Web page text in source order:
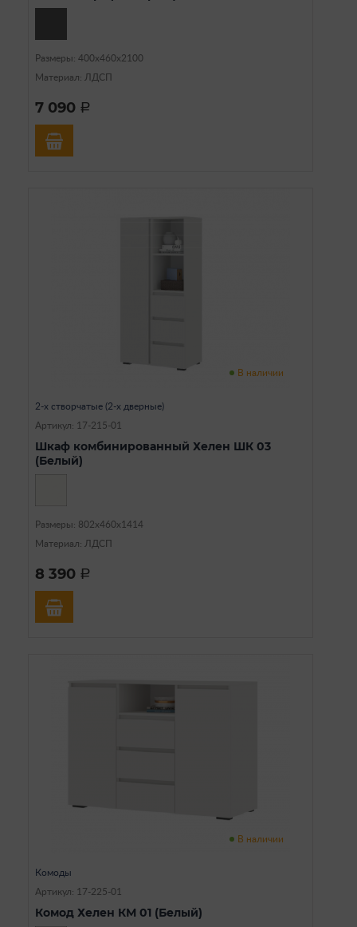
Размеры: 400х460х2100
Материал: ЛДСП
7 090 a
В наличии
2-х створчатые (2-х дверные)
Артикул: 17-215-01
Шкаф комбинированный Хелен ШК 03
(Белый)
Размеры: 802х460х1414
Материал: ЛДСП
8 390 a
В наличии
Комоды
Артикул: 17-225-01
Комод Хелен КМ 01 (Белый)